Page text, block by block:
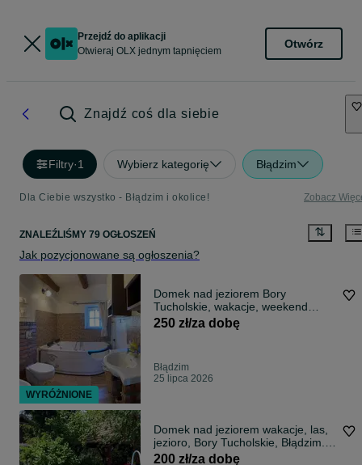
Przejdź do aplikacji
Otwieraj OLX jednym tapnięciem
Otwórz
Znajdź coś dla siebie
Filtry·1 Wybierz kategorię Błądzim
Dla Ciebie wszystko - Błądzim i okolice! Zobacz
ZNALEŹLIŚMY 79 OGŁOSZEŃ
Jak pozycjonowane są ogłoszenia?
Domek nad jeziorem Bory
Tucholskie, wakacje, weekend
jacuzzi, jezioro, las, basen. Wolny
termin: od 10 sierpnia!
250 zł/za dobę
Błądzim
25 lipca 2026
Domek nad jeziorem wakacje, las,
jezioro, Bory Tucholskie, Błądzim.
Wolny termin: od 10 sierpnia!
200 zł/za dobę
WYRÓŻNIONE